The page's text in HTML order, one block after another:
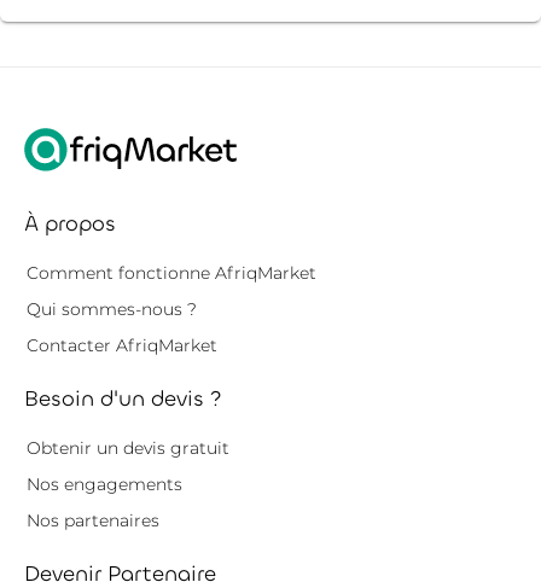
À propos
Comment fonctionne AfriqMarket
Qui sommes-nous ?
Contacter AfriqMarket
Besoin d'un devis ?
Obtenir un devis gratuit
Nos engagements
Nos partenaires
Devenir Partenaire